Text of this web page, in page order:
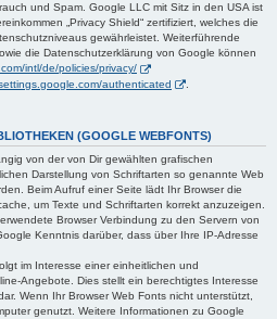
und Spam. Google LLC mit Sitz in den USA ist
„Privacy Shield“ zertifiziert, welches die
gewährleistet. Weiterführende
die Datenschutzerklärung von Google können
intl/de/policies/privacy/
authenticated
(GOOGLE WEBFONTS)
von der von Dir gewählten grafischen
Darstellung von Schriftarten so genannte Web
Beim Aufruf einer Seite lädt Ihr Browser die
um Texte und Schriftarten korrekt anzuzeigen.
Browser Verbindung zu den Servern von
Kenntnis darüber, dass über Ihre IP-Adresse
im Interesse einer einheitlichen und
Angebote. Dies stellt ein berechtigtes Interesse
Wenn Ihr Browser Web Fonts nicht unterstützt,
genutzt. Weitere Informationen zu Google